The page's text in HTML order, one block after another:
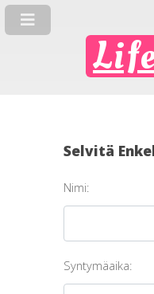
Selvitä
Nimi:
Syntymäaika: